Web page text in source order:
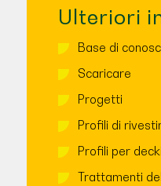
Ulteriori
Base di
Scaricare
Progetti
Profili di
Profili per
Trattamenti